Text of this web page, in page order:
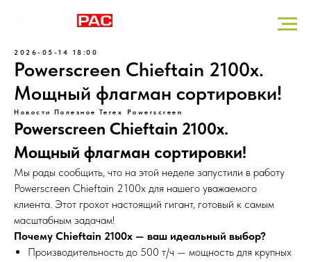
2026-05-14 18:00
Powerscreen Chieftain 2100x.
Мощный флагман сортировки!
Новости Полезное Terex Powerscreen
Powerscreen Chieftain 2100x.
Мощный флагман сортировки!
Мы рады сообщить, что на этой неделе запустили в работу
Powerscreen Chieftain 2100x для нашего уважаемого
клиента. Этот грохот настоящий гигант, готовый к самым
масштабным задачам!
Почему Chieftain 2100x — ваш идеальный выбор?
Производительность до 500 т/ч — мощность для крупных